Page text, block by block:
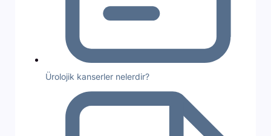
Ürolojik kanserler nelerdir?